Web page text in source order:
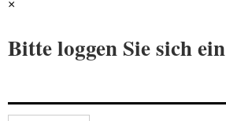
×
Bitte loggen Sie sich ein